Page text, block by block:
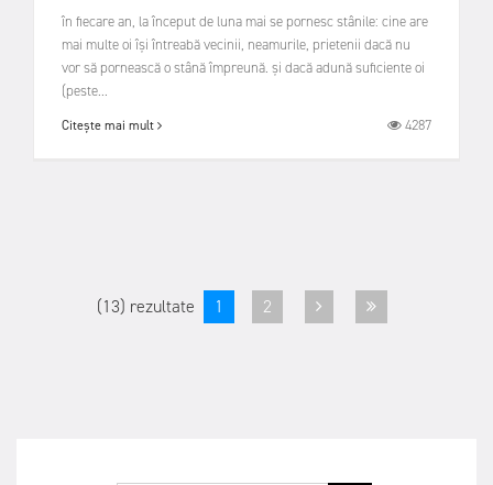
în fiecare an, la început de luna mai se pornesc stânile: cine are
mai multe oi își întreabă vecinii, neamurile, prietenii dacă nu
vor să pornească o stână împreună. și dacă adună suficiente oi
(peste...
Citește mai mult 4287
(13) rezultate 1 2